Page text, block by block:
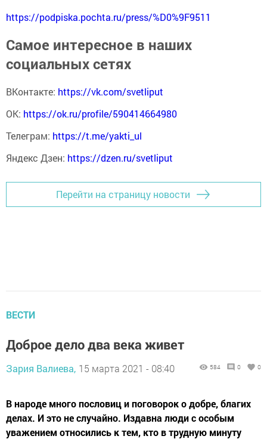
https://podpiska.pochta.ru/press/%D0%9F9511
Самое интересное в наших
социальных сетях
ВКонтакте: https://vk.com/svetliput
ОК: https://ok.ru/profile/590414664980
Телеграм: https://t.me/yakti_ul
Яндекс Дзен: https://dzen.ru/svetliput
Перейти на страницу новости
ВЕСТИ
Доброе дело два века живет
Зария Валиева, 15 марта 2021 - 08:40 584 0 0
В народе много пословиц и поговорок о добре, благих
делах. И это не случайно. Издавна люди с особым
уважением относились к тем, кто в трудную минуту